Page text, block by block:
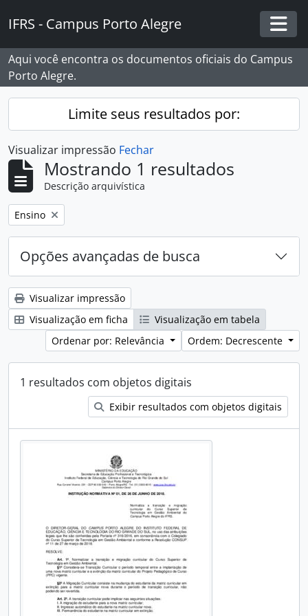
IFRS - Campus Porto Alegre
Aqui você encontra os documentos oficiais do Campus
Porto Alegre.
Limite seus resultados por:
Visualizar impressão Fechar
Mostrando 1 resultados
Descrição arquivística
Remover filtro:
Ensino
Opções avançadas de busca
Visualizar impressão
Visualização em ficha
Visualização em tabela
Ordenar por: Relevância
Ordem: Decrescente
1 resultados com objetos digitais
Exibir resultados com objetos digitais